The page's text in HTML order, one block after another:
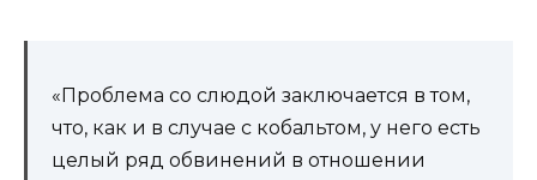
«Проблема со слюдой заключается в том,
что, как и в случае с кобальтом, у него есть
целый ряд обвинений в отношении